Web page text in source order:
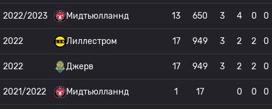
2022/2023 Мидтьюлланнд 13 650 3 4 0 0
2022 Лиллестром 17 949 3 2 2 0
2022 Джерв 17 949 3 2 2 0
2021/2022 Мидтьюлланнд 1 17 0 0 0